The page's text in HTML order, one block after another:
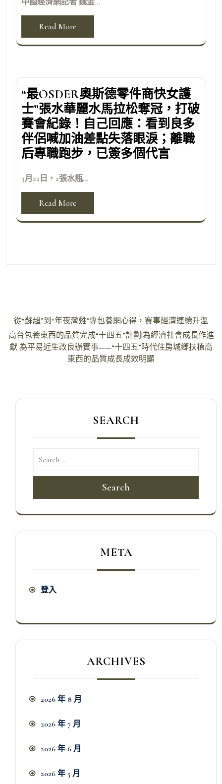
中國經濟網記者 魏金...
Read More
“最OSDER奧斯德零件商快女護
士”張水華麗水馬拉松奪冠，打破
賽會紀錄！自己回應：看到良多
伴侶喊加油差點失落眼淚；離職
后專職跑步，已簽多個代言
3月22日，2張水瓶...
Read More
文
章
導
從“蘇超”到“年夜灣雞”專包養網心得，賽事經濟連續升溫
高台包養東西的品質完成“十四五”計劃|為經濟社會成長作進
獻 為平易近生改良辦實事——“十四五”時代住房城鄉扶植高
東西的品質成長成效明顯
SEARCH
Search
META
登入
ARCHIVES
2026 年 8 月
2026 年 7 月
2026 年 6 月
2026 年 5 月